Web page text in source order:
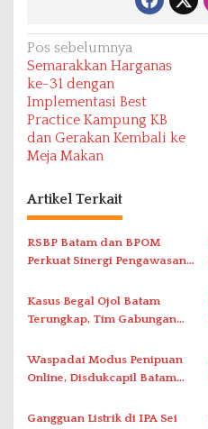
N
a
v
i
g
s
i
p
s
Pos sebelumnya
Semarakkan Harganas
ke-31 dengan
Implementasi Best
Practice Kampung KB
dan Gerakan Kembali ke
Meja Makan
Artikel Terkait
RSBP Batam dan BPOM
Perkuat Sinergi Pengawasan
Pelayanan Kefarmasian
Kasus Begal Ojol Batam
Terungkap, Tim Gabungan
Simpang Dam
Waspadai Modus Penipuan
Online, Disdukcapil Batam
Tatap Muka
Gangguan Listrik di IPA Sei